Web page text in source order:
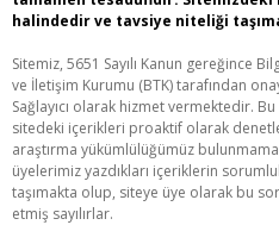
halindedir ve tavsiye niteliği
Sitemiz, 5651 Sayılı Kanun gereğince
ve İletişim Kurumu (BTK) tarafından
Sağlayıcı olarak hizmet vermektedir.
sitedeki içerikleri proaktif olarak
araştırma yükümlülüğümüz
üyelerimiz yazdıkları içeriklerin
taşımakta olup, siteye üye olarak bu
etmiş sayılırlar.